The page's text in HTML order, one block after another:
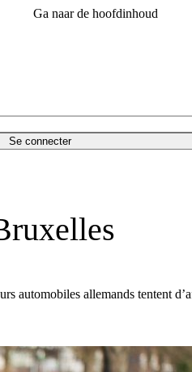
Ga naar de hoofdinhoud
Se connecter
automobiles allemands tentent